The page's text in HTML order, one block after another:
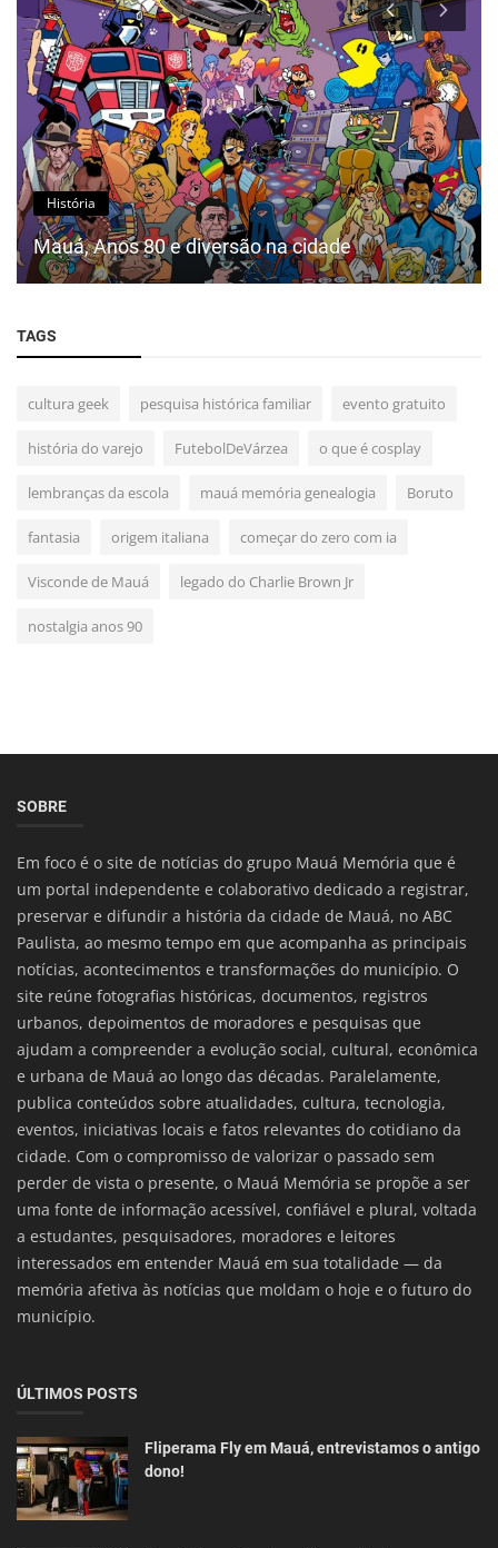
História
Mauá, Anos 80 e diversão na cidade
TAGS
cultura geek pesquisa histórica familiar evento gratuito
história do varejo FutebolDeVárzea o que é cosplay
lembranças da escola mauá memória genealogia Boruto
fantasia origem italiana começar do zero com ia
Visconde de Mauá legado do Charlie Brown Jr
nostalgia anos 90
SOBRE
Em foco é o site de notícias do grupo Mauá Memória que é
um portal independente e colaborativo dedicado a registrar,
preservar e difundir a história da cidade de Mauá, no ABC
Paulista, ao mesmo tempo em que acompanha as principais
notícias, acontecimentos e transformações do município. O
site reúne fotografias históricas, documentos, registros
urbanos, depoimentos de moradores e pesquisas que
ajudam a compreender a evolução social, cultural, econômica
e urbana de Mauá ao longo das décadas. Paralelamente,
publica conteúdos sobre atualidades, cultura, tecnologia,
eventos, iniciativas locais e fatos relevantes do cotidiano da
cidade. Com o compromisso de valorizar o passado sem
perder de vista o presente, o Mauá Memória se propõe a ser
uma fonte de informação acessível, confiável e plural, voltada
a estudantes, pesquisadores, moradores e leitores
interessados em entender Mauá em sua totalidade — da
memória afetiva às notícias que moldam o hoje e o futuro do
município.
ÚLTIMOS POSTS
Fliperama Fly em Mauá, entrevistamos o antigo
dono!